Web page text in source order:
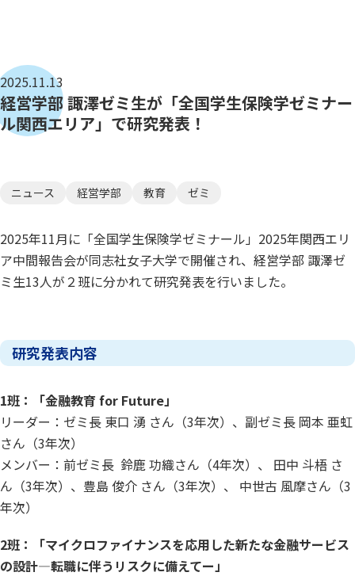
2025.11.13
経営学部 諏澤ゼミ生が「全国学生保険学ゼミナー
ル関西エリア」で研究発表！
ニュース 経営学部 教育 ゼミ
2025年11月に「全国学生保険学ゼミナール」2025年関西エリ
ア中間報告会が同志社女子大学で開催され、経営学部 諏澤ゼ
ミ生13人が２班に分かれて研究発表を行いました。
研究発表内容
1班：「金融教育 for Future」
リーダー：ゼミ長 東口 湧 さん（3年次）、副ゼミ長 岡本 亜虹
さん（3年次）
メンバー：前ゼミ長 鈴鹿 功織さん（4年次）、 田中 斗梧 さ
ん（3年次）、豊島 俊介 さん（3年次）、 中世古 風摩さん（3
年次）
2班：「マイクロファイナンスを応用した新たな金融サービス
の設計―転職に伴うリスクに備えてー」